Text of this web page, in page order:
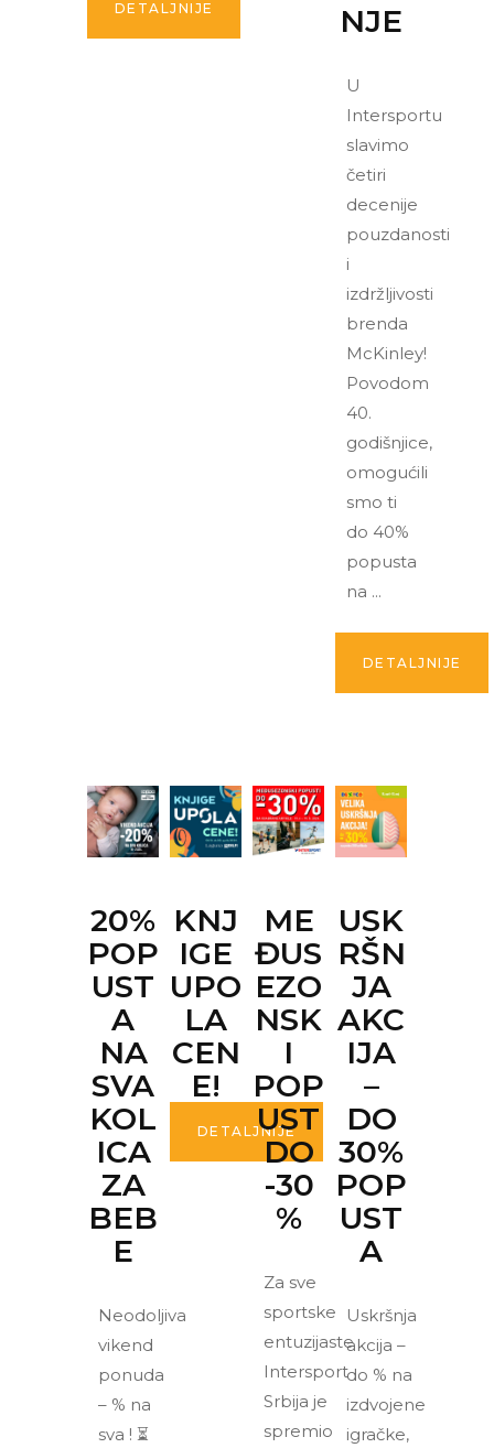
DETALJNIJE
NJE
U
Intersportu
slavimo
četiri
decenije
pouzdanosti
i
izdržljivosti
brenda
McKinley!
Povodom
40.
godišnjice,
omogućili
smo ti
do 40%
popusta
na
DETALJNIJE
20%
POP
UST
A
NA
SVA
KOL
ICA
ZA
BEB
E
Neodoljiva
vikend
ponuda
– % na
sva ! ⏳
KNJ
IGE
UPO
LA
CEN
E!
DETALJNIJE
ME
ĐUS
EZO
NSK
I
POP
UST
DO
-30
%
Za sve
sportske
entuzijaste
Intersport
Srbija je
spremio
USK
RŠN
JA
AKC
IJA
–
DO
30%
POP
UST
A
Uskršnja
akcija –
do % na
izdvojene
igračke,